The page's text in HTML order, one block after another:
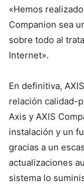
«Hemos
Companion sea
sobre todo al
Internet».
En definitiva,
relación calidad-
Axis y AXIS
instalación y un
gracias a un
actualizaciones
sistema lo